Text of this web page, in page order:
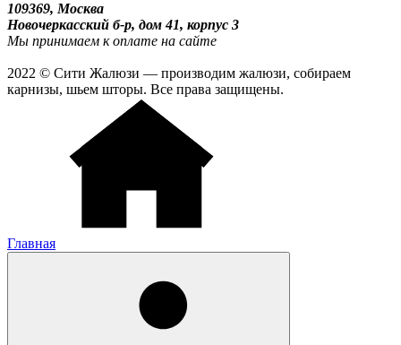
109369, Москва
Новочеркасский б-р, дом 41, корпус 3
Мы принимаем к оплате на сайте
2022 © Сити Жалюзи — производим жалюзи, собираем
карнизы, шьем шторы. Все права защищены.
Главная